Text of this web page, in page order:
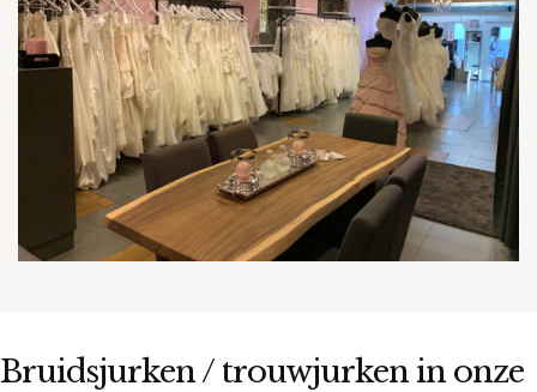
Bruidsjurken / trouwjurken in onze